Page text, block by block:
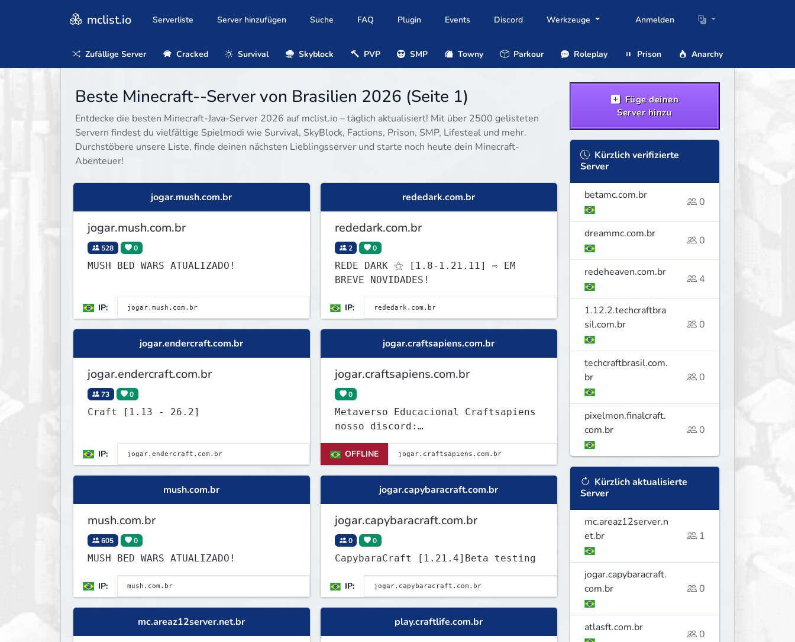
mclist.io Serverliste Server hinzufügen Suche FAQ Plugin Events Discord Werkzeuge Anmelden
Zufällige Server Cracked Survival Skyblock PVP SMP Towny Parkour Roleplay Prison Anarchy
Beste Minecraft--Server von Brasilien 2026 (Seite 1)
Entdecke die besten Minecraft-Java-Server 2026 auf mclist.io – täglich aktualisiert! Mit über 2500 gelisteten
Servern findest du vielfältige Spielmodi wie Survival, SkyBlock, Factions, Prison, SMP, Lifesteal und mehr.
Durchstöbere unsere Liste, finde deinen nächsten Lieblingsserver und starte noch heute dein Minecraft-
Abenteuer!
jogar.mush.com.br
jogar.mush.com.br
528 0
MUSH BED WARS ATUALIZADO!
IP:
rededark.com.br
rededark.com.br
2 0
REDE DARK ⚝ [1.8-1.21.11] ⇨ EM
BREVE NOVIDADES!
IP:
jogar.endercraft.com.br
jogar.endercraft.com.br
73 0
Craft [1.13 - 26.2]
IP:
jogar.craftsapiens.com.br
jogar.craftsapiens.com.br
0
Metaverso Educacional Craftsapiens
nosso discord:
discord.gg/craftsapiens
OFFLINE
mush.com.br
mush.com.br
605 0
MUSH BED WARS ATUALIZADO!
IP:
jogar.capybaracraft.com.br
jogar.capybaracraft.com.br
0 0
CapybaraCraft [1.21.4]Beta testing
IP:
mc.areaz12server.net.br play.craftlife.com.br
Füge deinen
Server hinzu
Kürzlich verifizierte
Server
betamc.com.br
0
dreammc.com.br
0
redeheaven.com.br
4
1.12.2.techcraftbra
sil.com.br
0
techcraftbrasil.com.
br
0
pixelmon.finalcraft.
com.br
0
Kürzlich aktualisierte
Server
mc.areaz12server.n
et.br
1
jogar.capybaracraft.
com.br
0
atlasft.com.br
0